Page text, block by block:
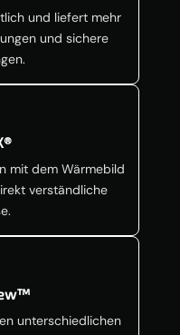
und liefert mehr
und sichere
mit dem Wärmebild
verständliche
unterschiedlichen